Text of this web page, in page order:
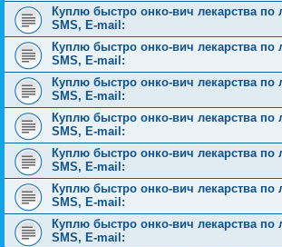
Куплю быстро онко-вич лекарства по
SMS, E-mail:
Куплю быстро онко-вич лекарства по
SMS, E-mail:
Куплю быстро онко-вич лекарства по
SMS, E-mail:
Куплю быстро онко-вич лекарства по
SMS, E-mail:
Куплю быстро онко-вич лекарства по
SMS, E-mail:
Куплю быстро онко-вич лекарства по
SMS, E-mail:
Куплю быстро онко-вич лекарства по
SMS, E-mail: